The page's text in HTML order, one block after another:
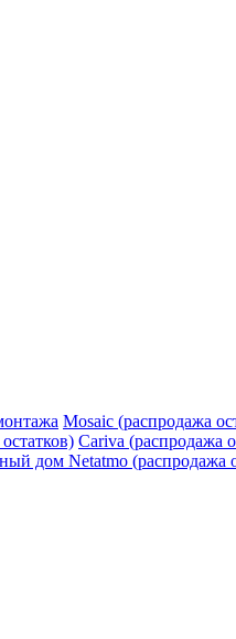
Mosaic (распродажа
Cariva (распродажа
дом Netatmo (распродажа